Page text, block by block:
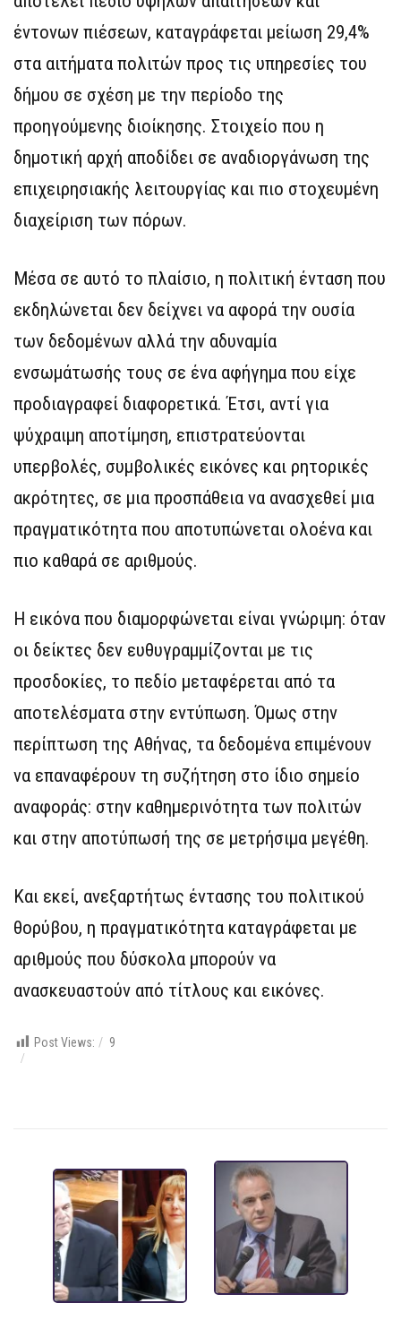
έντονων πιέσεων, καταγράφεται μείωση 29,4%
στα αιτήματα πολιτών προς τις υπηρεσίες του
δήμου σε σχέση με την περίοδο της
προηγούμενης διοίκησης. Στοιχείο που η
δημοτική αρχή αποδίδει σε αναδιοργάνωση της
επιχειρησιακής λειτουργίας και πιο στοχευμένη
διαχείριση των πόρων.
Μέσα σε αυτό το πλαίσιο, η πολιτική ένταση που
εκδηλώνεται δεν δείχνει να αφορά την ουσία
των δεδομένων αλλά την αδυναμία
ενσωμάτωσής τους σε ένα αφήγημα που είχε
προδιαγραφεί διαφορετικά. Έτσι, αντί για
ψύχραιμη αποτίμηση, επιστρατεύονται
υπερβολές, συμβολικές εικόνες και ρητορικές
ακρότητες, σε μια προσπάθεια να ανασχεθεί μια
πραγματικότητα που αποτυπώνεται ολοένα και
πιο καθαρά σε αριθμούς.
Η εικόνα που διαμορφώνεται είναι γνώριμη: όταν
οι δείκτες δεν ευθυγραμμίζονται με τις
προσδοκίες, το πεδίο μεταφέρεται από τα
αποτελέσματα στην εντύπωση. Όμως στην
περίπτωση της Αθήνας, τα δεδομένα επιμένουν
να επαναφέρουν τη συζήτηση στο ίδιο σημείο
αναφοράς: στην καθημερινότητα των πολιτών
και στην αποτύπωσή της σε μετρήσιμα μεγέθη.
Και εκεί, ανεξαρτήτως έντασης του πολιτικού
θορύβου, η πραγματικότητα καταγράφεται με
αριθμούς που δύσκολα μπορούν να
ανασκευαστούν από τίτλους και εικόνες.
Post Views: 9